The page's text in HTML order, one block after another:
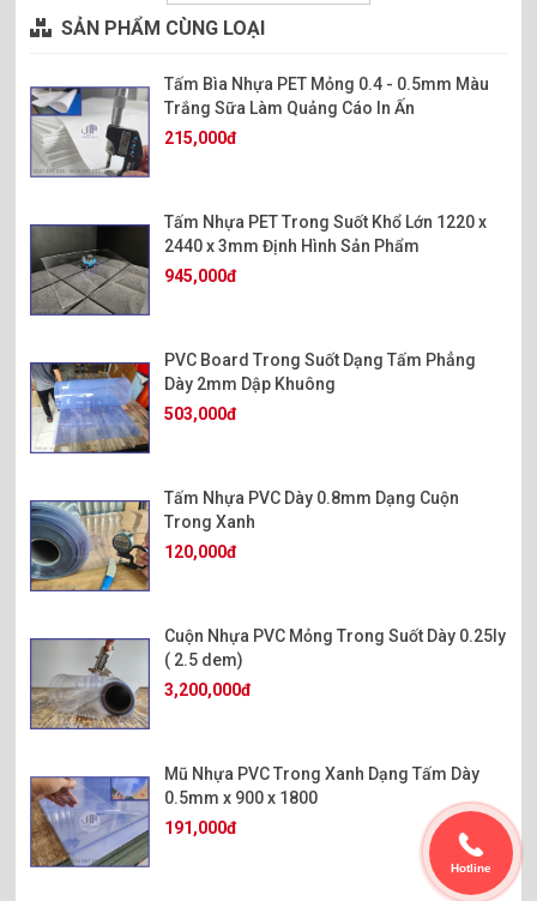
SẢN PHẨM CÙNG LOẠI
Tấm Bìa Nhựa PET Mỏng 0.4 - 0.5mm Màu
Trắng Sữa Làm Quảng Cáo In Ấn
215,000đ
Tấm Nhựa PET Trong Suốt Khổ Lớn 1220 x
2440 x 3mm Định Hình Sản Phẩm
945,000đ
PVC Board Trong Suốt Dạng Tấm Phẳng
Dày 2mm Dập Khuông
503,000đ
Tấm Nhựa PVC Dày 0.8mm Dạng Cuộn
Trong Xanh
120,000đ
Cuộn Nhựa PVC Mỏng Trong Suốt Dày 0.25ly
( 2.5 dem)
3,200,000đ
Mũ Nhựa PVC Trong Xanh Dạng Tấm Dày
0.5mm x 900 x 1800
191,000đ
Hotline